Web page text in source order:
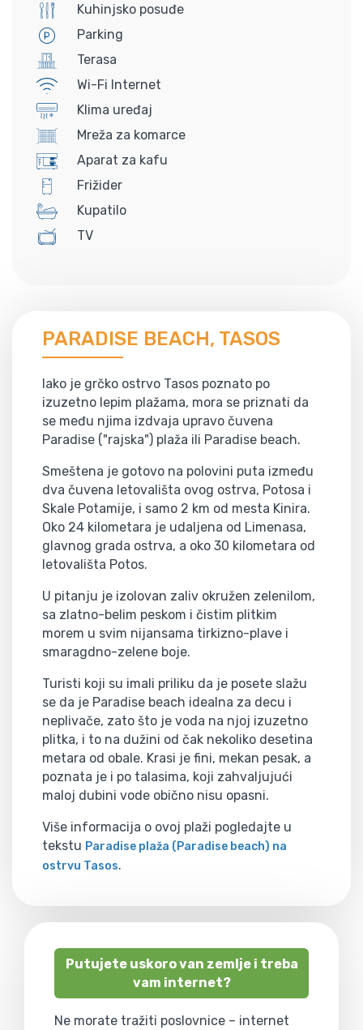
Kuhinjsko posuđe
Parking
Terasa
Wi-Fi Internet
Klima uređaj
Mreža za komarce
Aparat za kafu
Frižider
Kupatilo
TV
PARADISE BEACH, TASOS
Iako je grčko ostrvo Tasos poznato po
izuzetno lepim plažama, mora se priznati da
se među njima izdvaja upravo čuvena
Paradise ("rajska") plaža ili Paradise beach.
Smeštena je gotovo na polovini puta između
dva čuvena letovališta ovog ostrva, Potosa i
Skale Potamije, i samo 2 km od mesta Kinira.
Oko 24 kilometara je udaljena od Limenasa,
glavnog grada ostrva, a oko 30 kilometara od
letovališta Potos.
U pitanju je izolovan zaliv okružen zelenilom,
sa zlatno-belim peskom i čistim plitkim
morem u svim nijansama tirkizno-plave i
smaragdno-zelene boje.
Turisti koji su imali priliku da je posete slažu
se da je Paradise beach idealna za decu i
neplivače, zato što je voda na njoj izuzetno
plitka, i to na dužini od čak nekoliko desetina
metara od obale. Krasi je fini, mekan pesak, a
poznata je i po talasima, koji zahvaljujući
maloj dubini vode obično nisu opasni.
Više informacija o ovoj plaži pogledajte u
tekstu Paradise plaža (Paradise beach) na
ostrvu Tasos.
Putujete uskoro van zemlje i treba
vam internet?
Ne morate tražiti poslovnice – internet